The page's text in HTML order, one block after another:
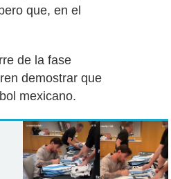
que, en el
de la fase
demostrar que
mexicano.